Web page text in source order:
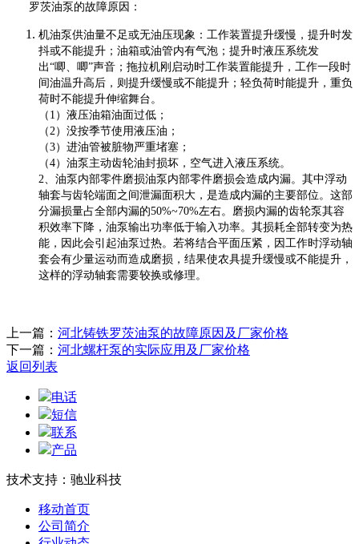
罗茨油泵的故障原因：
机油泵供油量不足或无油压现象：工作装置提升缓慢，提升时发
抖或不能提升；油箱或油管内有气泡；提升时液压系统发
出“唧、唧”声音；拖拉机刚启动时工作装置能提升，工作一段时
间油温升高后，则提升缓慢或不能提升；轻负荷时能提升，重负
荷时不能提升伸缩舞台。
（ 1）液压油箱油面过低；
（2）没按季节使用液压油；
（3）进油管被脏物严重堵塞；
（4）油泵主动齿轮油封损坏，空气进入液压系统。
2、油泵内部零件磨损油泵内部零件磨损会造成内漏。其中浮动
轴套与齿轮端面之间泄漏面积大，是造成内漏的主要部位。这部
分漏损量占全部内漏的50%~70%左右。磨损内漏的齿轮泵其容
积效率下降，油泵输出功率低于输入功率。其损耗全部转变为热
能，因此会引起油泵过热。若将结合平面压紧，因工作时浮动轴
套会有少量运动而造成磨损，结果使农具提升缓慢或不能提升，
这样的浮动轴套需要较换或修理。
上一篇： 河北铸铁罗茨油泵的故障原因及厂家价格
下一篇： 河北螺杆泵的实际应用及厂家价格
返回列表
电话
短信
联系
产品
技术支持：驰业科技
移动首页
公司简介